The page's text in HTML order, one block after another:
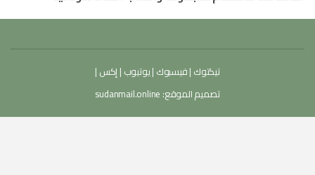
تيكتوك |فيسبوك |يوتيوب | إكس |
تصميم الموقع: sudanmail.online